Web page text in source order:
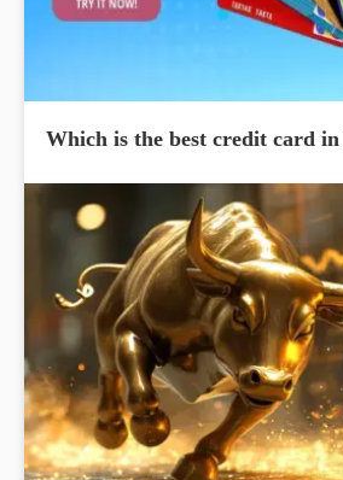
Which is the best credit card